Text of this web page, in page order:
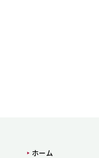
ホーム